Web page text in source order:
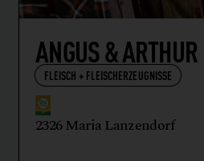
ANGUS & ARTHUR
FLEISCH + FLEISCHERZEUGNISSE
2326 Maria Lanzendorf